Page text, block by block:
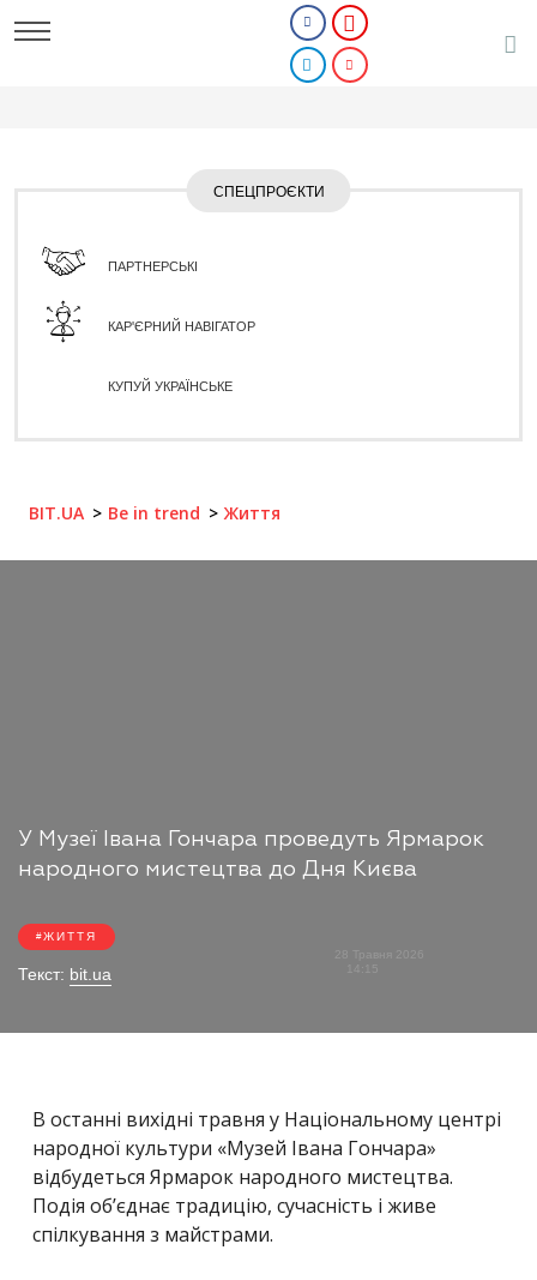
СПЕЦПРОЄКТИ
ПАРТНЕРСЬКІ
КАР'ЄРНИЙ НАВІГАТОР
КУПУЙ УКРАЇНСЬКЕ
BIT.UA Be in trend Життя
У Музеї Івана Гончара проведуть Ярмарок
народного мистецтва до Дня Києва
ЖИТТЯ
Текст: bit.ua
В останні вихідні травня у Національному центрі
народної культури «Музей Івана Гончара»
відбудеться Ярмарок народного мистецтва.
Подія об’єднає традицію, сучасність і живе
спілкування з майстрами.